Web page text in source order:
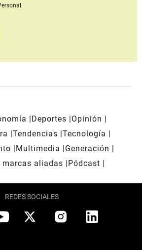
Deportes
Opinión
Tendencias Tecnología
Multimedia
Generación
marcas aliadas
Pódcast
REDES SOCIALES